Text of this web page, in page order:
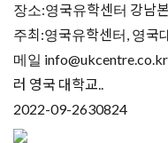
장소:영국유학센터 강남
주최:영국유학센터, 영
메일
러 영국 대학교..
2022-09-2630824